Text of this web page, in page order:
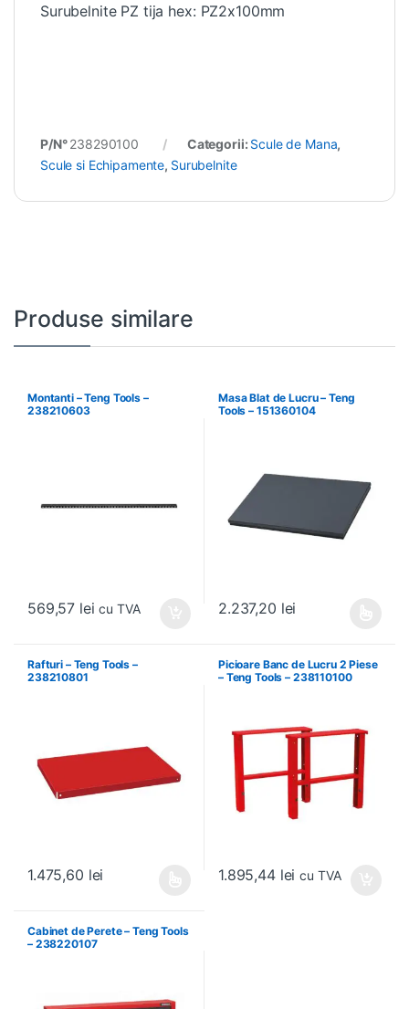
Surubelnite PZ tija hex: PZ2x100mm
P/N°238290100 Categorii: Scule de Mana,
Scule si Echipamente, Surubelnite
Produse similare
Montanti – Teng Tools –
238210603
569,57 lei cu TVA
Masa Blat de Lucru – Teng
Tools – 151360104
2.237,20 lei
Rafturi – Teng Tools –
238210801
1.475,60 lei
Picioare Banc de Lucru 2 Piese
– Teng Tools – 238110100
1.895,44 lei cu TVA
Cabinet de Perete – Teng Tools
– 238220107